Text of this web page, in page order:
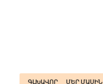
ԳԼԽԱՎՈՐ ՄԵՐ ՄԱՍԻՆ